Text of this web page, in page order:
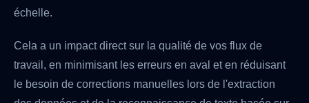
échelle.
Cela a un impact direct sur la qualité de vos flux de
travail, en minimisant les erreurs en aval et en réduisant
le besoin de corrections manuelles lors de l'extraction